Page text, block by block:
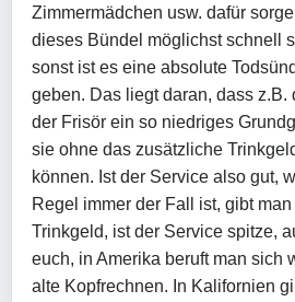
Zimmermädchen usw. dafür
dieses Bündel möglichst schnell
sonst ist es eine absolute
geben. Das liegt daran, dass
der Frisör ein so niedriges
sie ohne das zusätzliche
können. Ist der Service also gut,
Regel immer der Fall ist, gibt
Trinkgeld, ist der Service spitze,
euch, in Amerika beruft man sich
alte Kopfrechnen. In Kalifornien